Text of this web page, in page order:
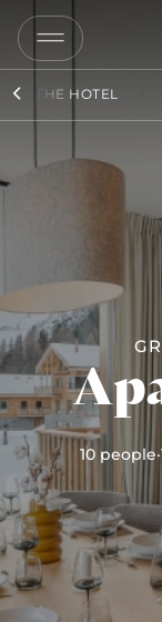
THE HOTEL
10 people·
COPY